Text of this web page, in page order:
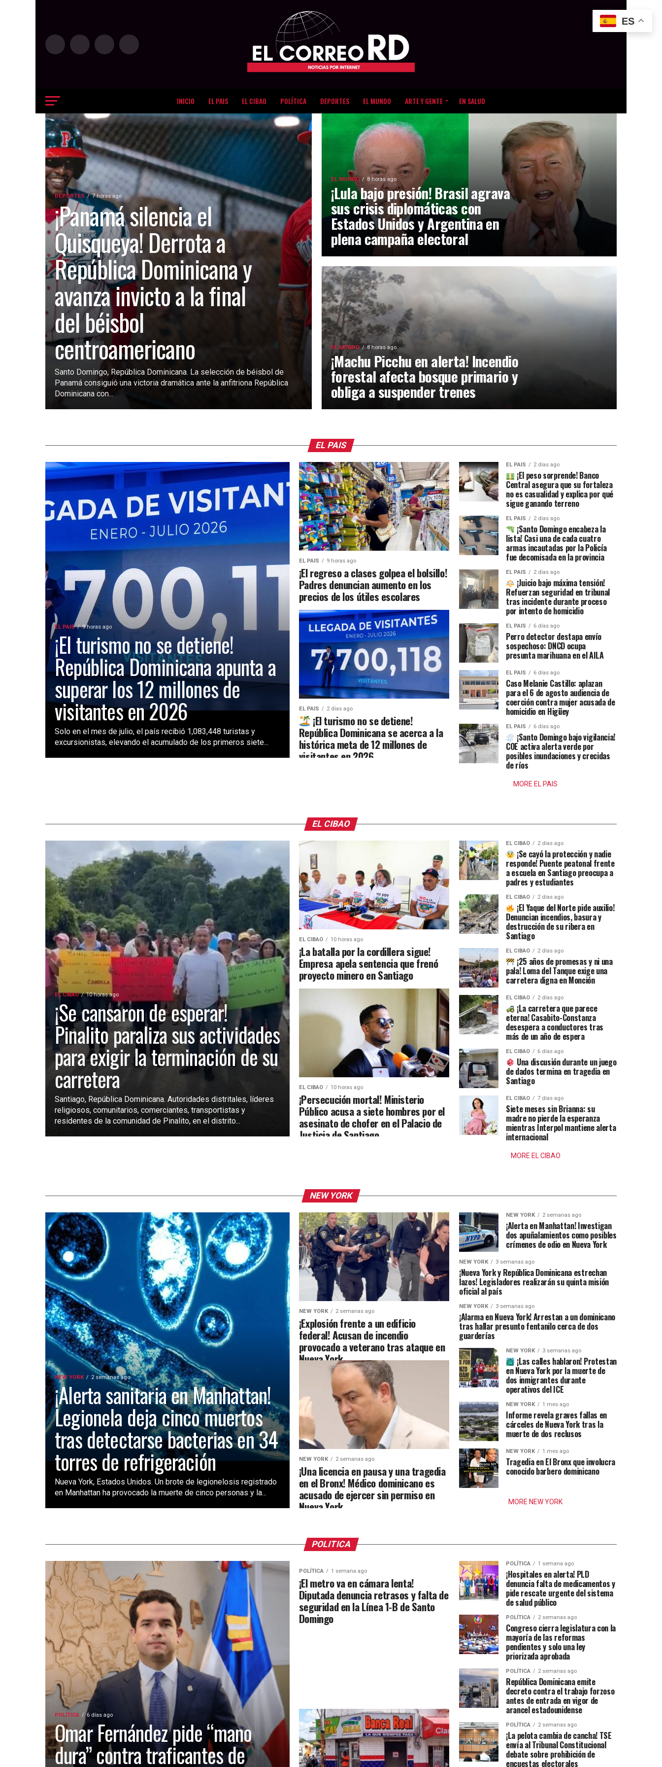
INICIO EL PAIS EL CIBAO POLÍTICA DEPORTES EL MUNDO ARTE Y GENTE EN SALUD
DEPORTES 7 horas ago
¡Panamá silencia el
Quisqueya! Derrota a
República Dominicana y
avanza invicto a la final
del béisbol
centroamericano
Santo Domingo, República Dominicana. La selección de béisbol de
Panamá consiguió una victoria dramática ante la anfitriona República
Dominicana con...
EL MUNDO 8 horas ago
¡Lula bajo presión! Brasil agrava
sus crisis diplomáticas con
Estados Unidos y Argentina en
plena campaña electoral
EL MUNDO 8 horas ago
¡Machu Picchu en alerta! Incendio
forestal afecta bosque primario y
obliga a suspender trenes
EL PAIS
EL PAIS 9 horas ago
¡El turismo no se detiene!
República Dominicana apunta a
superar los 12 millones de
visitantes en 2026
Solo en el mes de julio, el país recibió 1,083,448 turistas y
excursionistas, elevando el acumulado de los primeros siete...
EL PAIS 9 horas ago
¡El regreso a clases golpea el bolsillo!
Padres denuncian aumento en los
precios de los útiles escolares
EL PAIS 2 días ago
¡El turismo no se detiene!
República Dominicana se acerca a la
histórica meta de 12 millones de
visitantes en 2026
EL PAIS 2 días ago
¡El peso sorprende! Banco
Central asegura que su fortaleza
no es casualidad y explica por qué
sigue ganando terreno
EL PAIS 2 días ago
¡Santo Domingo encabeza la
lista! Casi una de cada cuatro
armas incautadas por la Policía
fue decomisada en la provincia
EL PAIS 2 días ago
¡Juicio bajo máxima tensión!
Refuerzan seguridad en tribunal
tras incidente durante proceso
por intento de homicidio
EL PAIS 6 días ago
Perro detector destapa envío
sospechoso: DNCD ocupa
presunta marihuana en el AILA
EL PAIS 6 días ago
Caso Melanie Castillo: aplazan
para el 6 de agosto audiencia de
coerción contra mujer acusada de
homicidio en Higüey
EL PAIS 6 días ago
¡Santo Domingo bajo vigilancia!
COE activa alerta verde por
posibles inundaciones y crecidas
de ríos
MORE EL PAIS
EL CIBAO
EL CIBAO 10 horas ago
¡Se cansaron de esperar!
Pinalito paraliza sus actividades
para exigir la terminación de su
carretera
Santiago, República Dominicana. Autoridades distritales, líderes
religiosos, comunitarios, comerciantes, transportistas y
residentes de la comunidad de Pinalito, en el distrito...
EL CIBAO 10 horas ago
¡La batalla por la cordillera sigue!
Empresa apela sentencia que frenó
proyecto minero en Santiago
EL CIBAO 10 horas ago
¡Persecución mortal! Ministerio
Público acusa a siete hombres por el
asesinato de chofer en el Palacio de
Justicia de Santiago
EL CIBAO 2 días ago
¡Se cayó la protección y nadie
responde! Puente peatonal frente
a escuela en Santiago preocupa a
padres y estudiantes
EL CIBAO 2 días ago
¡El Yaque del Norte pide auxilio!
Denuncian incendios, basura y
destrucción de su ribera en
Santiago
EL CIBAO 2 días ago
¡25 años de promesas y ni una
pala! Loma del Tanque exige una
carretera digna en Monción
EL CIBAO 2 días ago
¡La carretera que parece
eterna! Casabito-Constanza
desespera a conductores tras
más de un año de espera
EL CIBAO 6 días ago
Una discusión durante un juego
de dados termina en tragedia en
Santiago
EL CIBAO 7 días ago
Siete meses sin Brianna: su
madre no pierde la esperanza
mientras Interpol mantiene alerta
internacional
MORE EL CIBAO
NEW YORK
NEW YORK 2 semanas ago
¡Alerta sanitaria en Manhattan!
Legionela deja cinco muertos
tras detectarse bacterias en 34
torres de refrigeración
Nueva York, Estados Unidos. Un brote de legionelosis registrado
en Manhattan ha provocado la muerte de cinco personas y la...
NEW YORK 2 semanas ago
¡Explosión frente a un edificio
federal! Acusan de incendio
provocado a veterano tras ataque en
Nueva York
NEW YORK 2 semanas ago
¡Una licencia en pausa y una tragedia
en el Bronx! Médico dominicano es
acusado de ejercer sin permiso en
Nueva York
NEW YORK 2 semanas ago
¡Alerta en Manhattan! Investigan
dos apuñalamientos como posibles
crímenes de odio en Nueva York
NEW YORK 3 semanas ago
¡Nueva York y República Dominicana estrechan
lazos! Legisladores realizarán su quinta misión
oficial al país
NEW YORK 3 semanas ago
¡Alarma en Nueva York! Arrestan a un dominicano
tras hallar presunto fentanilo cerca de dos
guarderías
NEW YORK 3 semanas ago
¡Las calles hablaron! Protestan
en Nueva York por la muerte de
dos inmigrantes durante
operativos del ICE
NEW YORK 1 mes ago
Informe revela graves fallas en
cárceles de Nueva York tras la
muerte de dos reclusos
NEW YORK 1 mes ago
Tragedia en El Bronx que involucra
conocido barbero dominicano
MORE NEW YORK
POLITICA
POLÍTICA 6 días ago
Omar Fernández pide “mano
dura” contra traficantes de
POLÍTICA 1 semana ago
¡El metro va en cámara lenta!
Diputada denuncia retrasos y falta de
seguridad en la Línea 1-B de Santo
Domingo
POLÍTICA 1 semana ago
¡Hospitales en alerta! PLD
denuncia falta de medicamentos y
pide rescate urgente del sistema
de salud público
POLÍTICA 2 semanas ago
Congreso cierra legislatura con la
mayoría de las reformas
pendientes y solo una ley
priorizada aprobada
POLÍTICA 2 semanas ago
República Dominicana emite
decreto contra el trabajo forzoso
antes de entrada en vigor de
arancel estadounidense
POLÍTICA 2 semanas ago
¡La pelota cambia de cancha! TSE
envía al Tribunal Constitucional
debate sobre prohibición de
encuestas electorales
ES